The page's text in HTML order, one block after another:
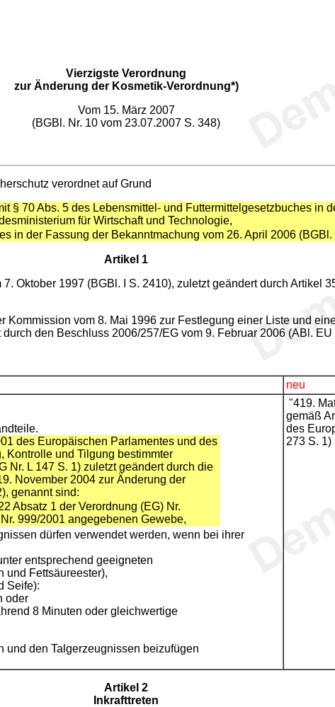
Vierzigste Verordnung
zur Änderung der Kosmetik-Verordnung*)
Vom 15. März 2007
(BGBl. Nr. 10 vom 23.07.2007 S. 348)
verordnet auf Grund
§ 70 Abs. 5 des Lebensmittel- und Futtermittelgesetzbuches in
für Wirtschaft und Technologie,
in der Fassung der Bekanntmachung vom 26. April 2006 (BGBl.
Artikel 1
Oktober 1997 (BGBl. I S. 2410), zuletzt geändert durch Artikel
vom 8. Mai 1996 zur Festlegung einer Liste und
den Beschluss 2006/257/EG vom 9. Februar 2006 (ABl. EU
neu
des Europäischen Parlamentes und des
Kontrolle und Tilgung bestimmter
Nr. L 147 S. 1) zuletzt geändert durch die
November 2004 zur Änderung der
genannt sind:
Absatz 1 der Verordnung (EG) Nr.
999/2001 angegebenen Gewebe,
dürfen verwendet werden, wenn bei ihrer
entsprechend geeigneten
und Fettsäureester),
Seife):
oder
8 Minuten oder gleichwertige
und den Talgerzeugnissen beizufügen
"419.
gemäß
des
273 S.
Artikel 2
Inkrafttreten